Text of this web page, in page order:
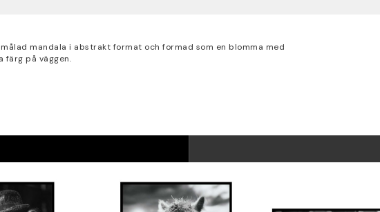
mandala i abstrakt format och formad som en blomma med
färg på väggen.